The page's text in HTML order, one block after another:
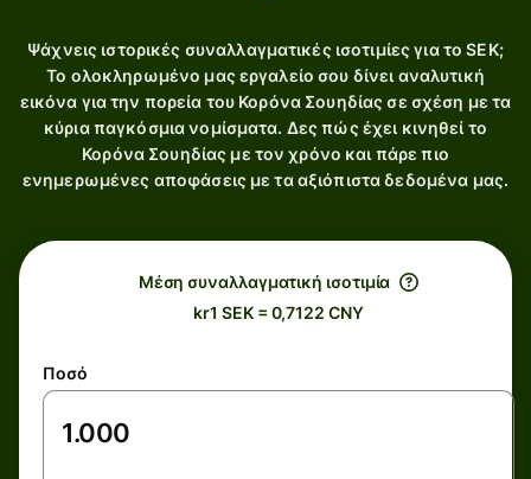
Ψάχνεις ιστορικές συναλλαγματικές ισοτιμίες για το SEK;
Το ολοκληρωμένο μας εργαλείο σου δίνει αναλυτική
εικόνα για την πορεία του Κορόνα Σουηδίας σε σχέση με τα
κύρια παγκόσμια νομίσματα. Δες πώς έχει κινηθεί το
Κορόνα Σουηδίας με τον χρόνο και πάρε πιο
ενημερωμένες αποφάσεις με τα αξιόπιστα δεδομένα μας.
Μέση συναλλαγματική ισοτιμία
kr1 SEK = 0,7122 CNY
Ποσό